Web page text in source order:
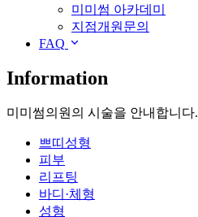
미미썸 아카데미
지점개원문의
FAQ
Information
미미썸의원의 시술을 안내합니다.
쁘띠성형
피부
리프팅
바디·체형
성형